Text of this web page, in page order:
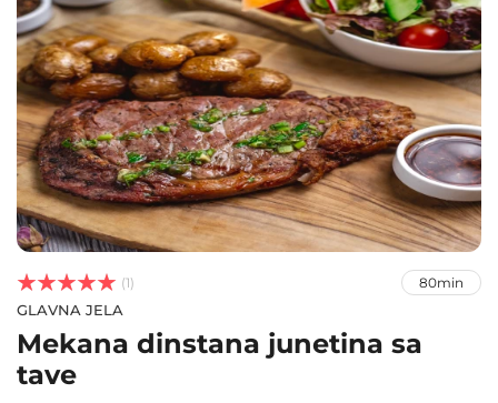


 (1) 80min
GLAVNA JELA
Mekana dinstana junetina sa
tave